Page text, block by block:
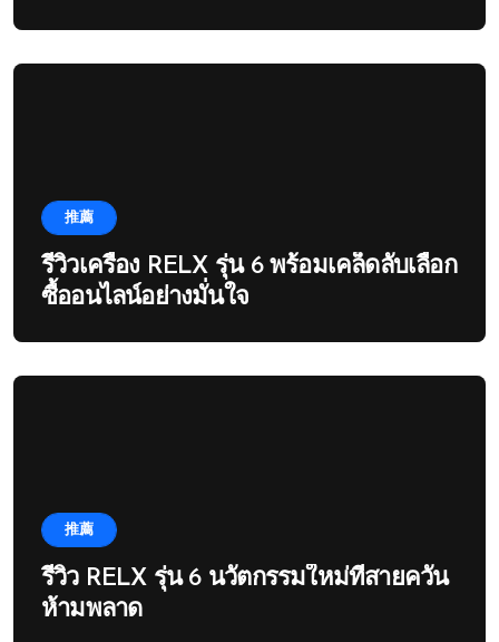
推薦
รีวิวเครื่อง RELX รุ่น 6 พร้อมเคล็ดลับเลือก
ซื้ออนไลน์อย่างมั่นใจ
推薦
รีวิว RELX รุ่น 6 นวัตกรรมใหม่ที่สายควัน
ห้ามพลาด